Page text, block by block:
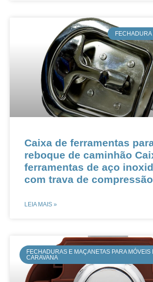
​FECHADURA
Caixa de ferramentas
reboque de caminhão
ferramentas de aço
com trava de
LEIA MAIS »
FECHADURAS E MAÇANETAS PARA MÓVEIS
CARAVANA